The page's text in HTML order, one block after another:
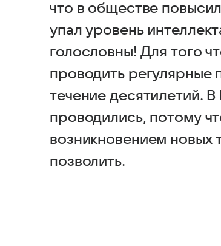
что в обществе
упал уровень
голословны! Для того
проводить регулярные
течение десятилетий.
проводились, потому
возникновением новых
позволить.